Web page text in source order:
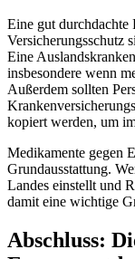
Eine gut durchdachte
Versicherungsschutz
Eine
insbesondere wenn
Außerdem sollten
kopiert werden, um
Medikamente gegen
Grundausstattung.
Landes einstellt und
damit eine wichtige
Abschluss: